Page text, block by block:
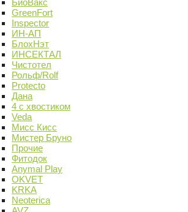
БиоВакс
GreenFort
Inspector
ИН-АП
БлохНэт
ИНСЕКТАЛ
Чистотел
Рольф/Rolf
Protecto
Дана
4 с хвостиком
Veda
Мисс Кисс
Мистер Бруно
Прочие
Фитодок
Anymal Play
OKVET
KRKA
Neoterica